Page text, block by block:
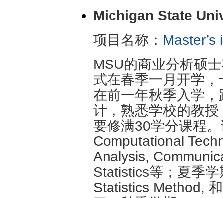
Michigan State
项目名称：
MSU的商业分析硕
式在春季一月开学
在前一年秋季入学
计，熟悉学校的教
要修满30学分课程
Computational
Analysis,
Statistics等；夏季
Statistics Method,